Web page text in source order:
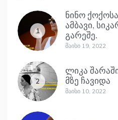
1
ნინო
ამბავი,
გარეშე.
Მაისი 19, 2022
2
ლიკა
მზე ჩავიდა
Მაისი 10, 2022